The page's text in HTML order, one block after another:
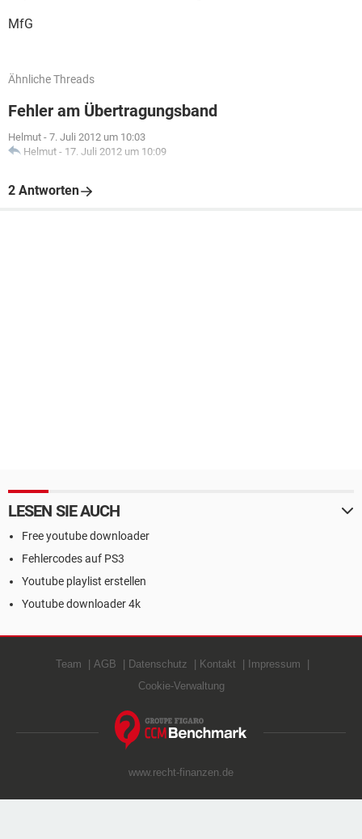
MfG
Ähnliche Threads
Fehler am Übertragungsband
Helmut - 7. Juli 2012 um 10:03
Helmut - 17. Juli 2012 um 10:09
2 Antworten
LESEN SIE AUCH
Free youtube downloader
Fehlercodes auf PS3
Youtube playlist erstellen
Youtube downloader 4k
Team AGB Datenschutz Kontakt
Impressum
Cookie-Verwaltung
www.recht-finanzen.de